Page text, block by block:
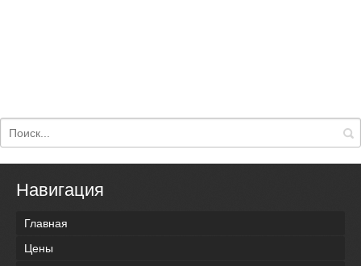
Навигация
Главная
Цены